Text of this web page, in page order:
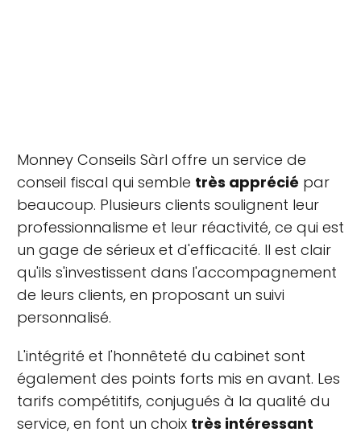
Monney Conseils Sàrl offre un service de
conseil fiscal qui semble très apprécié par
beaucoup. Plusieurs clients soulignent leur
professionnalisme et leur réactivité, ce qui est
un gage de sérieux et d'efficacité. Il est clair
qu'ils s'investissent dans l'accompagnement
de leurs clients, en proposant un suivi
personnalisé.
L'intégrité et l'honnêteté du cabinet sont
également des points forts mis en avant. Les
tarifs compétitifs, conjugués à la qualité du
service, en font un choix très intéressant